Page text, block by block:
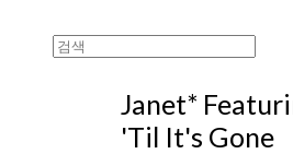
Janet*
'Til It's Gone